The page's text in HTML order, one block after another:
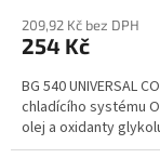
produktu
je
z
5
hvězdiček.
209,92 Kč bez DPH
254 Kč
BG 540 UNIVERSAL
chladícího systému
olej a oxidanty